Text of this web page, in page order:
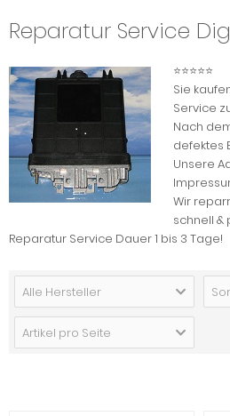
Reparatur Service
⭐⭐⭐⭐⭐
Sie
Service
Nach
defektes
Unsere
Wir
schnell &
Reparatur Service Dauer 1 bis 3 Tage!
Alle Hersteller
Artikel pro Seite